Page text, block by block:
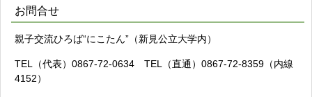
お問合せ
親子交流ひろば“にこたん”（新見公立大学内）
TEL（代表）0867-72-0634 TEL（直通）0867-72-8359（内線
4152）